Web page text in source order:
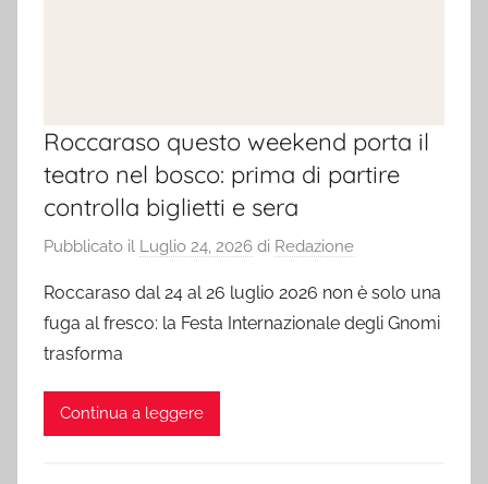
Roccaraso questo weekend porta il
teatro nel bosco: prima di partire
controlla biglietti e sera
Pubblicato il Luglio 24, 2026 di Redazione
Roccaraso dal 24 al 26 luglio 2026 non è solo una
fuga al fresco: la Festa Internazionale degli Gnomi
trasforma
Continua a leggere